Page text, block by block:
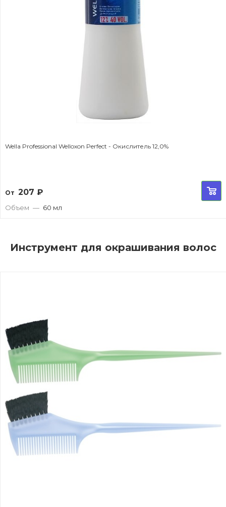
Wella Professional Welloxon Perfect - Окислитель 12,0%
От 207 ₽
Объем — 60 мл
Инструмент для окрашивания волос